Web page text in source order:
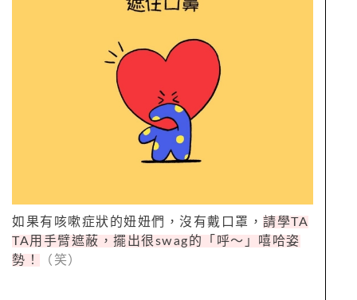
如果有咳嗽症狀的妞妞們，沒有戴口罩， 請學TA
TA用手臂遮蔽，擺出很swag的「呼～」嘻哈姿
勢！
（笑）